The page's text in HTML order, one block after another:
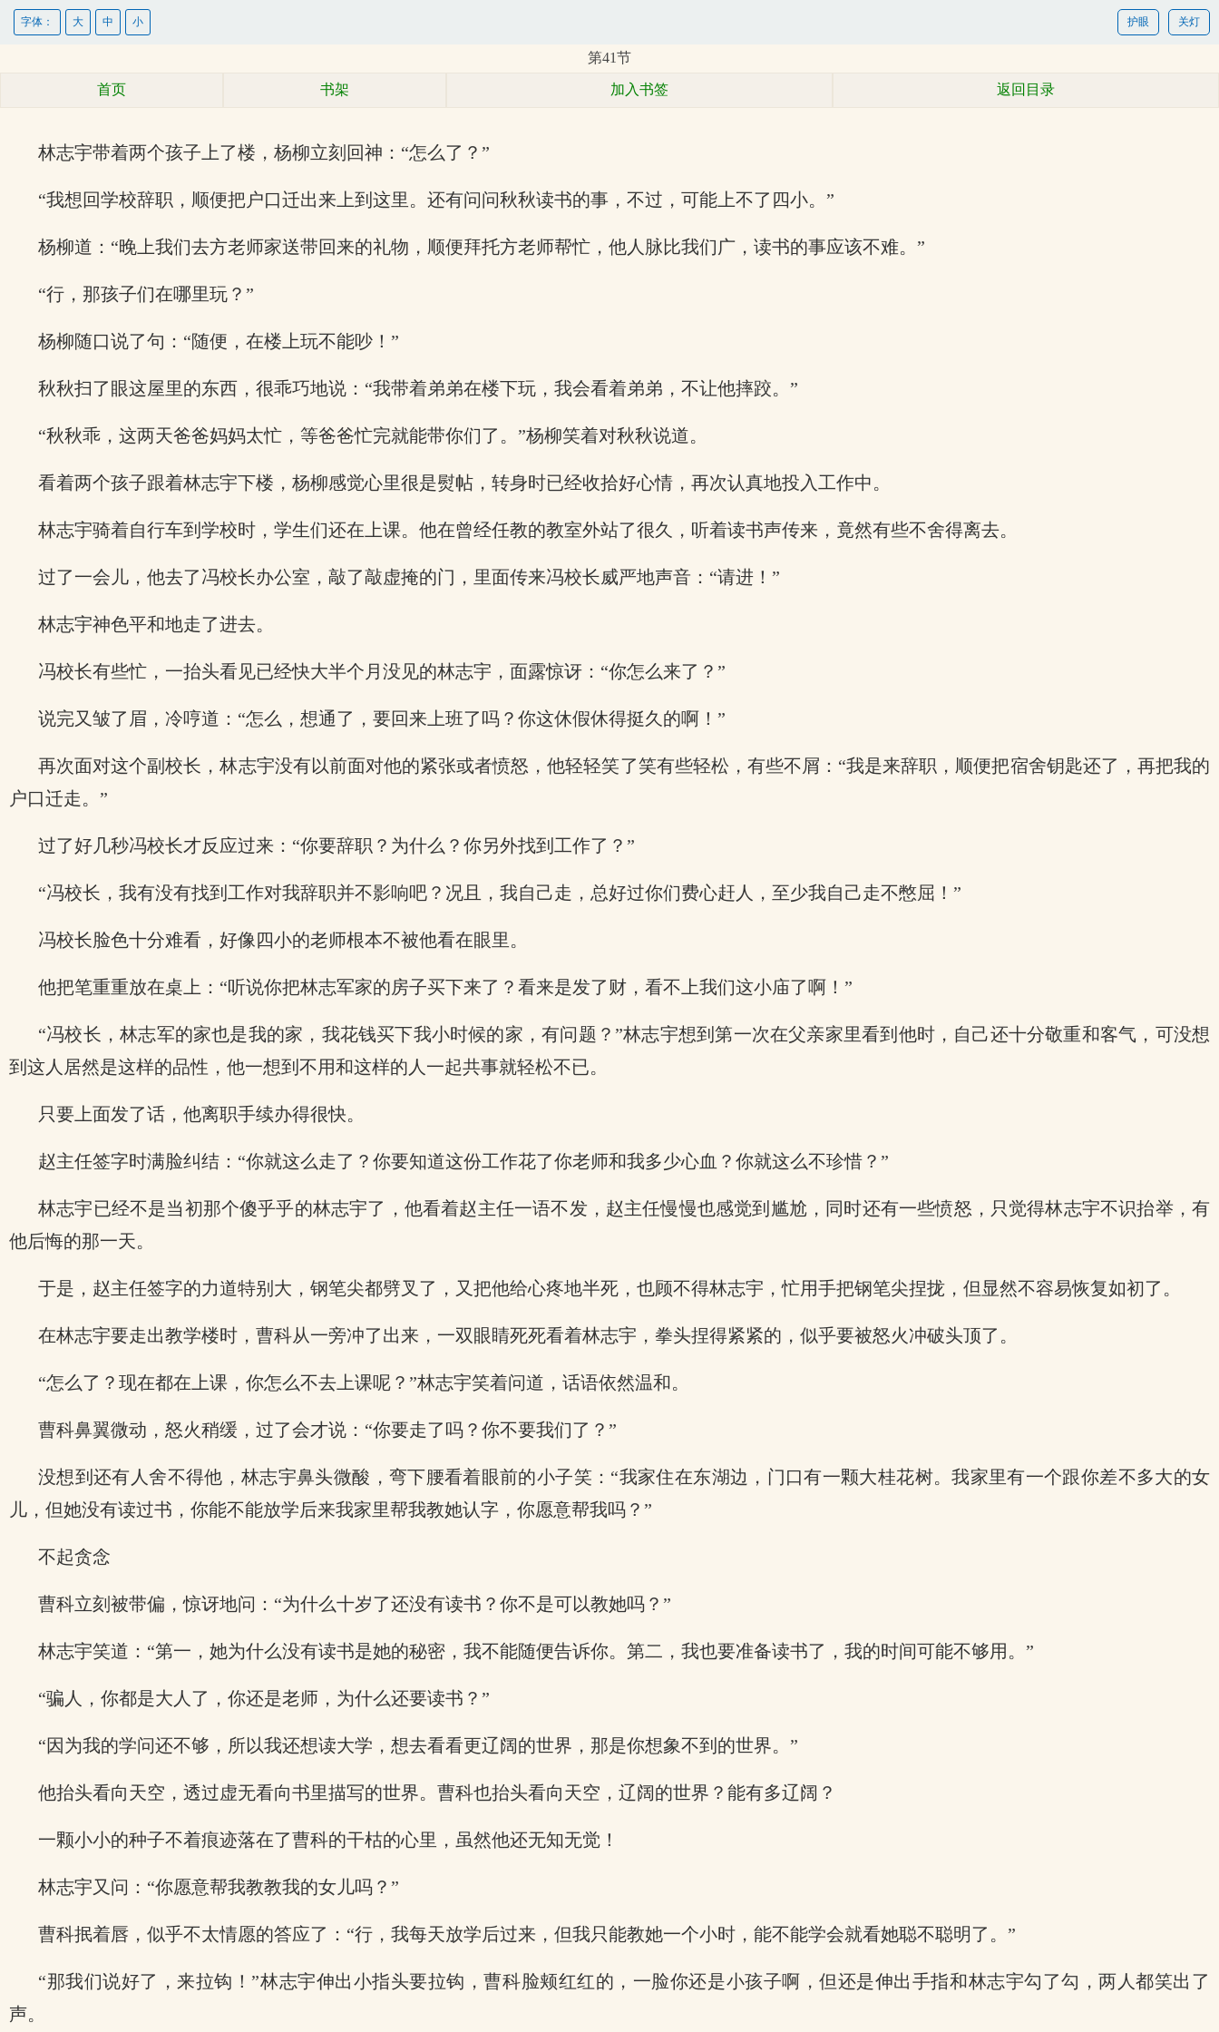
关灯
护眼
字体： 大 中 小
第41节
首页 书架 加入书签 返回目录
林志宇带着两个孩子上了楼，杨柳立刻回神：“怎么了？”
“我想回学校辞职，顺便把户口迁出来上到这里。还有问问秋秋读书的事，不过，可能上不了四小。”
杨柳道：“晚上我们去方老师家送带回来的礼物，顺便拜托方老师帮忙，他人脉比我们广，读书的事应该不难。”
“行，那孩子们在哪里玩？”
杨柳随口说了句：“随便，在楼上玩不能吵！”
秋秋扫了眼这屋里的东西，很乖巧地说：“我带着弟弟在楼下玩，我会看着弟弟，不让他摔跤。”
“秋秋乖，这两天爸爸妈妈太忙，等爸爸忙完就能带你们了。”杨柳笑着对秋秋说道。
看着两个孩子跟着林志宇下楼，杨柳感觉心里很是熨帖，转身时已经收拾好心情，再次认真地投入工作中。
林志宇骑着自行车到学校时，学生们还在上课。他在曾经任教的教室外站了很久，听着读书声传来，竟然有些不舍得离去。
过了一会儿，他去了冯校长办公室，敲了敲虚掩的门，里面传来冯校长威严地声音：“请进！”
林志宇神色平和地走了进去。
冯校长有些忙，一抬头看见已经快大半个月没见的林志宇，面露惊讶：“你怎么来了？”
说完又皱了眉，冷哼道：“怎么，想通了，要回来上班了吗？你这休假休得挺久的啊！”
再次面对这个副校长，林志宇没有以前面对他的紧张或者愤怒，他轻轻笑了笑有些轻松，有些不屑：“我是来辞职，顺便把宿舍钥匙还了，再把我的
户口迁走。”
过了好几秒冯校长才反应过来：“你要辞职？为什么？你另外找到工作了？”
“冯校长，我有没有找到工作对我辞职并不影响吧？况且，我自己走，总好过你们费心赶人，至少我自己走不憋屈！”
冯校长脸色十分难看，好像四小的老师根本不被他看在眼里。
他把笔重重放在桌上：“听说你把林志军家的房子买下来了？看来是发了财，看不上我们这小庙了啊！”
“冯校长，林志军的家也是我的家，我花钱买下我小时候的家，有问题？”林志宇想到第一次在父亲家里看到他时，自己还十分敬重和客气，可没想
到这人居然是这样的品性，他一想到不用和这样的人一起共事就轻松不已。
只要上面发了话，他离职手续办得很快。
赵主任签字时满脸纠结：“你就这么走了？你要知道这份工作花了你老师和我多少心血？你就这么不珍惜？”
林志宇已经不是当初那个傻乎乎的林志宇了，他看着赵主任一语不发，赵主任慢慢也感觉到尴尬，同时还有一些愤怒，只觉得林志宇不识抬举，有
他后悔的那一天。
于是，赵主任签字的力道特别大，钢笔尖都劈叉了，又把他给心疼地半死，也顾不得林志宇，忙用手把钢笔尖捏拢，但显然不容易恢复如初了。
在林志宇要走出教学楼时，曹科从一旁冲了出来，一双眼睛死死看着林志宇，拳头捏得紧紧的，似乎要被怒火冲破头顶了。
“怎么了？现在都在上课，你怎么不去上课呢？”林志宇笑着问道，话语依然温和。
曹科鼻翼微动，怒火稍缓，过了会才说：“你要走了吗？你不要我们了？”
没想到还有人舍不得他，林志宇鼻头微酸，弯下腰看着眼前的小子笑：“我家住在东湖边，门口有一颗大桂花树。我家里有一个跟你差不多大的女
儿，但她没有读过书，你能不能放学后来我家里帮我教她认字，你愿意帮我吗？”
不起贪念
曹科立刻被带偏，惊讶地问：“为什么十岁了还没有读书？你不是可以教她吗？”
林志宇笑道：“第一，她为什么没有读书是她的秘密，我不能随便告诉你。第二，我也要准备读书了，我的时间可能不够用。”
“骗人，你都是大人了，你还是老师，为什么还要读书？”
“因为我的学问还不够，所以我还想读大学，想去看看更辽阔的世界，那是你想象不到的世界。”
他抬头看向天空，透过虚无看向书里描写的世界。曹科也抬头看向天空，辽阔的世界？能有多辽阔？
一颗小小的种子不着痕迹落在了曹科的干枯的心里，虽然他还无知无觉！
林志宇又问：“你愿意帮我教教我的女儿吗？”
曹科抿着唇，似乎不太情愿的答应了：“行，我每天放学后过来，但我只能教她一个小时，能不能学会就看她聪不聪明了。”
“那我们说好了，来拉钩！”林志宇伸出小指头要拉钩，曹科脸颊红红的，一脸你还是小孩子啊，但还是伸出手指和林志宇勾了勾，两人都笑出了
声。